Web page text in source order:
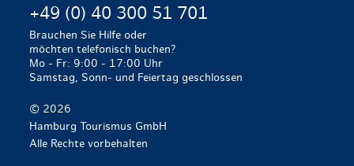
+49 (0) 40 300 51 701
Brauchen Sie Hilfe oder
möchten telefonisch buchen?
Mo - Fr: 9:00 - 17:00 Uhr
Samstag, Sonn- und Feiertag geschlossen
© 2026
Hamburg Tourismus GmbH
Alle Rechte vorbehalten